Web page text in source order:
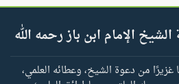
الإمام ابن باز رحمه الله
من دعوة الشيخ، وعطائه العلمي،